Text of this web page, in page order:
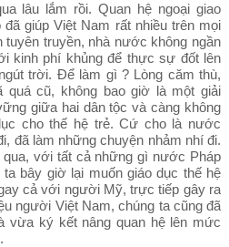
lâu lắm rồi. Quan hệ ngoại giao
giúp Việt Nam rất nhiều trên mọi
truyền, nhà nước không ngần
kinh phí khủng để thực sự đốt lên
trời. Để làm gì ? Lòng căm thù,
quá cũ, không bao giờ là một giải
giữa hai dân tộc và càng không
cho thế hệ trẻ. Cứ cho là nước
đã làm những chuyện nhảm nhí đi.
với tất cả những gì nước Pháp
bây giờ lại muốn giáo dục thế hệ
cả với người Mỹ, trực tiếp gây ra
người Việt Nam, chúng ta cũng đã
vừa ký kết nâng quan hệ lên mức